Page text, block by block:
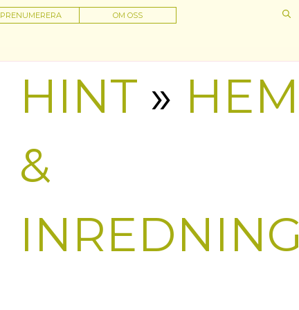
PRENUMERERA OM OSS
HINT » HEM
&
INREDNING